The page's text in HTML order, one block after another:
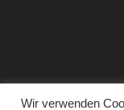
Wir verwenden